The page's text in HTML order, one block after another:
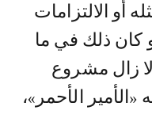
أو الالتزامات
كان ذلك في ما
لا زال مشروع
الأحمر»،